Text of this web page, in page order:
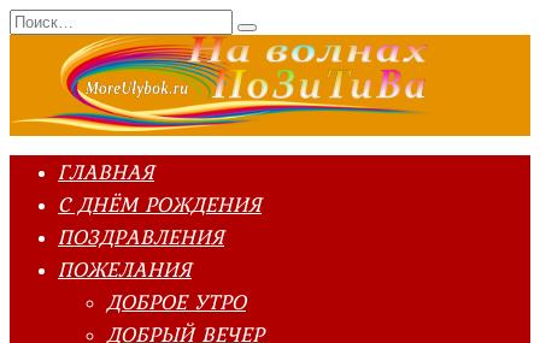
Перейти
к
содержанию
Search
for:
ГЛАВНАЯ
С ДНЁМ РОЖДЕНИЯ
ПОЗДРАВЛЕНИЯ
ПОЖЕЛАНИЯ
ДОБРОЕ УТРО
ДОБРЫЙ ВЕЧЕР